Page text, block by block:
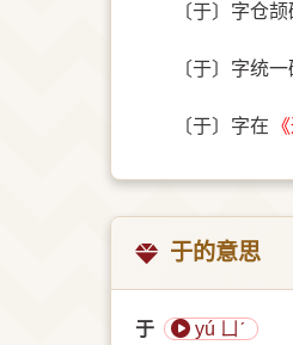
〔于〕字仓
〔于〕字统
〔于〕字在
于的意思
于 yú ㄩˊ